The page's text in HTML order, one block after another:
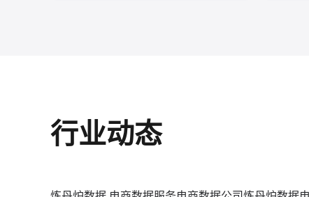
行业动态